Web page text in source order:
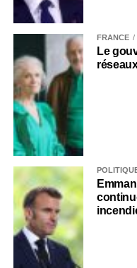
FRANCE
Le